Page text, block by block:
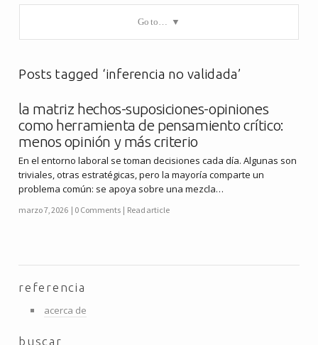
Go to…
Posts tagged ‘inferencia no validada’
la matriz hechos-suposiciones-opiniones
como herramienta de pensamiento crítico:
menos opinión y más criterio
En el entorno laboral se toman decisiones cada día. Algunas son
triviales, otras estratégicas, pero la mayoría comparte un
problema común: se apoya sobre una mezcla…
marzo 7, 2026 0 Comments Read article
referencia
acerca de
buscar